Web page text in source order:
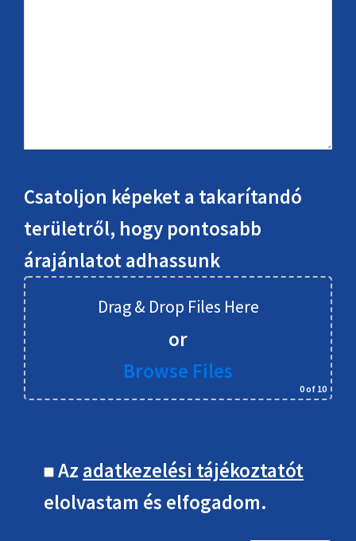
Csatoljon képeket a takarítandó
területről, hogy pontosabb
árajánlatot adhassunk
Drag & Drop Files Here
or
Browse Files
0of 10
Az adatkezelési tájékoztatót
elolvastam és elfogadom.